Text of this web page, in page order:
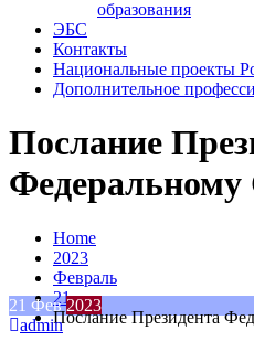
образования
ЭБС
Контакты
Национальные проекты
Дополнительное
Послание
Home
2023
Февраль
21
Послание Президента
21 Фев2023
admin